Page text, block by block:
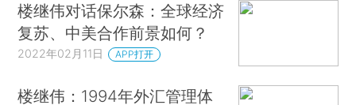
楼继伟对话保尔森：全球经济
复苏、中美合作前景如何？
2022年02月11日 APP打开
楼继伟：1994年外汇管理体